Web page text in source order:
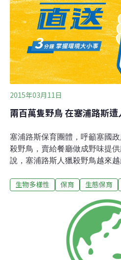
分局長許清事表示，這舉動讓
瞭解，為何劇組有危害保育動
2015年03月11日
兩百萬隻野鳥 在塞浦路斯遭
塞浦路斯保育團體，呼籲塞國
殺野鳥，賣給餐廳做成野味提
說，塞浦路斯人獵殺野鳥越來
年開始做紀錄以來，獵殺野鳥
提供顧客。由於人們大規模捕
鳥也被獵殺。塞浦路斯鳥類學
保育法，禁止人們獵殺野鳥。
生物多樣性 保育 生態保育